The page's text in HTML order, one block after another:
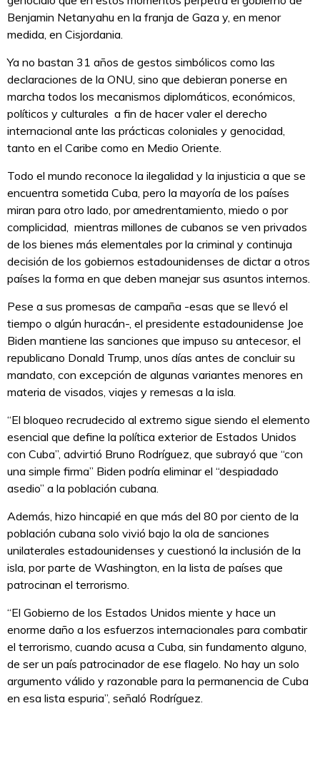
Benjamin Netanyahu en la franja de Gaza y, en menor
medida, en Cisjordania.
Ya no bastan 31 años de gestos simbólicos como las
declaraciones de la ONU, sino que debieran ponerse en
marcha todos los mecanismos diplomáticos, económicos,
políticos y culturales a fin de hacer valer el derecho
internacional ante las prácticas coloniales y genocidad,
tanto en el Caribe como en Medio Oriente.
Todo el mundo reconoce la ilegalidad y la injusticia a que se
encuentra sometida Cuba, pero la mayoría de los países
miran para otro lado, por amedrentamiento, miedo o por
complicidad, mientras millones de cubanos se ven privados
de los bienes más elementales por la criminal y continuja
decisión de los gobiernos estadounidenses de dictar a otros
países la forma en que deben manejar sus asuntos internos.
Pese a sus promesas de campaña -esas que se llevó el
tiempo o algún huracán-, el presidente estadounidense Joe
Biden mantiene las sanciones que impuso su antecesor, el
republicano Donald Trump, unos días antes de concluir su
mandato, con excepción de algunas variantes menores en
materia de visados, viajes y remesas a la isla.
“El bloqueo recrudecido al extremo sigue siendo el elemento
esencial que define la política exterior de Estados Unidos
con Cuba”, advirtió Bruno Rodríguez, que subrayó que “con
una simple firma” Biden podría eliminar el “despiadado
asedio” a la población cubana.
Además, hizo hincapié en que más del 80 por ciento de la
población cubana solo vivió bajo la ola de sanciones
unilaterales estadounidenses y cuestionó la inclusión de la
isla, por parte de Washington, en la lista de países que
patrocinan el terrorismo.
“El Gobierno de los Estados Unidos miente y hace un
enorme daño a los esfuerzos internacionales para combatir
el terrorismo, cuando acusa a Cuba, sin fundamento alguno,
de ser un país patrocinador de ese flagelo. No hay un solo
argumento válido y razonable para la permanencia de Cuba
en esa lista espuria”, señaló Rodríguez.